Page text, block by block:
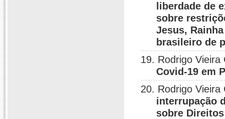
liberdade de
sobre
Jesus,
brasileiro de
19. Rodrigo
Covid-19 em
20. Rodrigo
interrupação
sobre